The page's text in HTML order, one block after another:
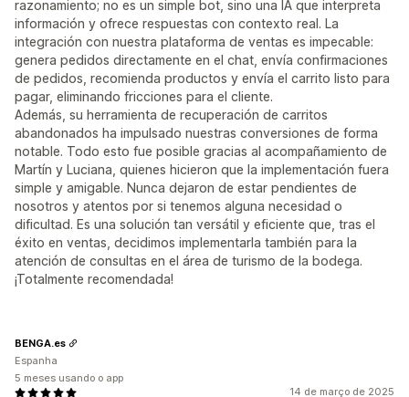
razonamiento; no es un simple bot, sino una IA que interpreta
información y ofrece respuestas con contexto real. La
integración con nuestra plataforma de ventas es impecable:
genera pedidos directamente en el chat, envía confirmaciones
de pedidos, recomienda productos y envía el carrito listo para
pagar, eliminando fricciones para el cliente.
Además, su herramienta de recuperación de carritos
abandonados ha impulsado nuestras conversiones de forma
notable. Todo esto fue posible gracias al acompañamiento de
Martín y Luciana, quienes hicieron que la implementación fuera
simple y amigable. Nunca dejaron de estar pendientes de
nosotros y atentos por si tenemos alguna necesidad o
dificultad. Es una solución tan versátil y eficiente que, tras el
éxito en ventas, decidimos implementarla también para la
atención de consultas en el área de turismo de la bodega.
¡Totalmente recomendada!
14 de março de 2025
BENGA.es
Espanha
5 meses usando o app